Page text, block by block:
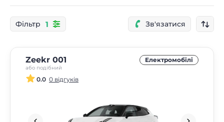
Фільтр 1 Зв'язатися
Zeekr 001
або подібний
Електромобілі
0.0 0 відгуків